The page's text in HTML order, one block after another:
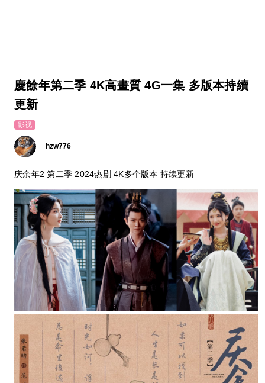
慶餘年第二季 4K高畫質 4G一集 多版本持續
更新
影视
hzw776
庆余年2 第二季 2024热剧 4K多个版本 持续更新